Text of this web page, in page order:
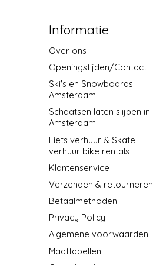
Informatie
Over ons
Openingstijden/Contact
Ski's en Snowboards
Amsterdam
Schaatsen laten slijpen in
Amsterdam
Fiets verhuur & Skate
verhuur bike rentals
Klantenservice
Verzenden & retourneren
Betaalmethoden
Privacy Policy
Algemene voorwaarden
Maattabellen